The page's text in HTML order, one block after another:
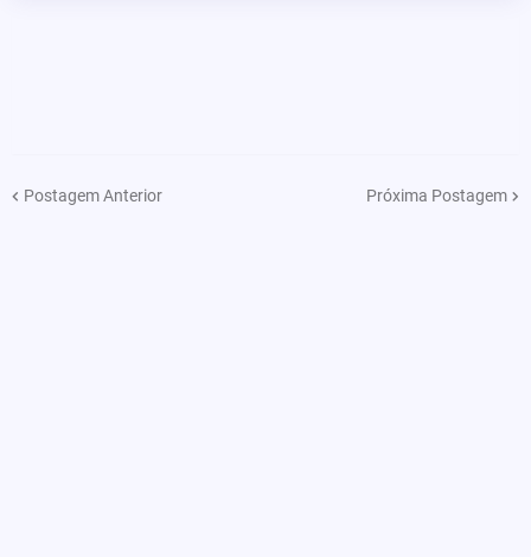
Postagem Anterior Próxima Postagem